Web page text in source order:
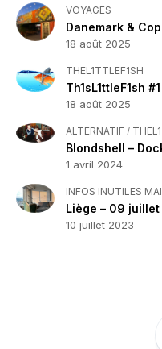
VOYAGES
Danemark &
18 août 2025
THEL1TTLEF1SH
Th1sL1ttleF1sh #1
18 août 2025
ALTERNATIF /
Blondshell –
1 avril 2024
INFOS INUTILES
Liège – 09
10 juillet 2023